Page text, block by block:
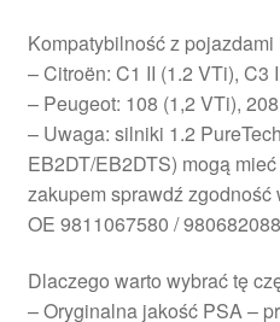
Kompatybilność z pojazdami
– Citroën: C1 II (1.2 VTi), C3
– Peugeot: 108 (1,2 VTi),
– Uwaga: silniki 1.2
EB2DT/EB2DTS) mogą
zakupem sprawdź zgodność
OE 9811067580 /
Dlaczego warto wybrać tę
– Oryginalna jakość PSA –